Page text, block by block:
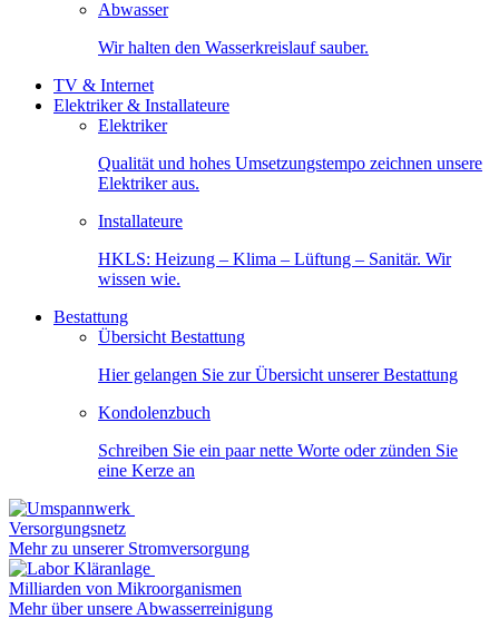
Abwasser
Wir halten den Wasserkreislauf sauber.
TV & Internet
Elektriker & Installateure
Elektriker
Qualität und hohes Umsetzungstempo zeichnen unsere
Elektriker aus.
Installateure
HKLS: Heizung – Klima – Lüftung – Sanitär. Wir
wissen wie.
Bestattung
Übersicht Bestattung
Hier gelangen Sie zur Übersicht unserer Bestattung
Kondolenzbuch
Schreiben Sie ein paar nette Worte oder zünden Sie
eine Kerze an
Versorgungsnetz
Mehr zu unserer Stromversorgung
Milliarden von Mikroorganismen
Mehr über unsere Abwasserreinigung